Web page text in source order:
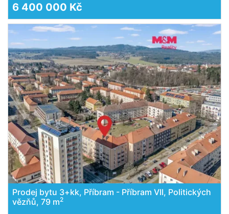
6 400 000 Kč
Prodej bytu 3+kk, Příbram - Příbram VII, Politických
vězňů, 79 m2